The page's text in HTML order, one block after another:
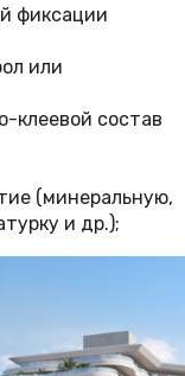
фиксации
или
клеевой состав
(минеральную,
и др.);